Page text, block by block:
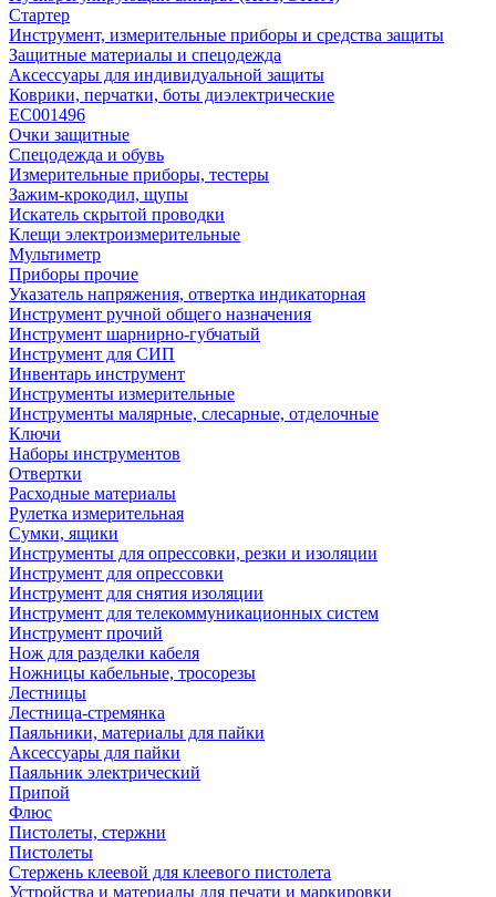
Стартер
Инструмент, измерительные приборы и средства защиты
Защитные материалы и спецодежда
Аксессуары для индивидуальной защиты
Коврики, перчатки, боты диэлектрические
EC001496
Очки защитные
Спецодежда и обувь
Измерительные приборы, тестеры
Зажим-крокодил, щупы
Искатель скрытой проводки
Клещи электроизмерительные
Мультиметр
Приборы прочие
Указатель напряжения, отвертка индикаторная
Инструмент ручной общего назначения
Инструмент шарнирно-губчатый
Инструмент для СИП
Инвентарь инструмент
Инструменты измерительные
Инструменты малярные, слесарные, отделочные
Ключи
Наборы инструментов
Отвертки
Расходные материалы
Рулетка измерительная
Сумки, ящики
Инструменты для опрессовки, резки и изоляции
Инструмент для опрессовки
Инструмент для снятия изоляции
Инструмент для телекоммуникационных систем
Инструмент прочий
Нож для разделки кабеля
Ножницы кабельные, тросорезы
Лестницы
Лестница-стремянка
Паяльники, материалы для пайки
Аксессуары для пайки
Паяльник электрический
Припой
Флюс
Пистолеты, стержни
Пистолеты
Стержень клеевой для клеевого пистолета
Устройства и материалы для печати и маркировки